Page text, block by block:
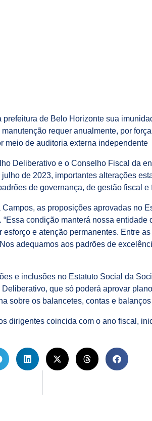
de Belo Horizonte sua
requer anualmente, por
meio de auditoria externa independente
Deliberativo e o Conselho Fiscal da
de 2023, importantes alterações
de governança, de gestão fiscal e
as proposições aprovadas no
. “Essa condição manterá nossa entidade
e atenção permanentes. Entre
adequamos aos padrões de
e inclusões no Estatuto Social da
que só poderá aprovar
sobre os balancetes, contas e
dirigentes coincida com o ano fiscal,